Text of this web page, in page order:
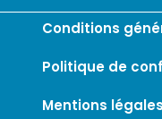
Conditions
Politique de
Mentions légales